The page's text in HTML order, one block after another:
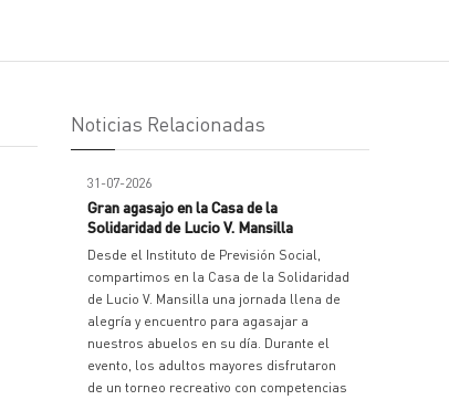
Noticias Relacionadas
31-07-2026
Gran agasajo en la Casa de la
Solidaridad de Lucio V. Mansilla
Desde el Instituto de Previsión Social,
compartimos en la Casa de la Solidaridad
de Lucio V. Mansilla una jornada llena de
alegría y encuentro para agasajar a
nuestros abuelos en su día. Durante el
evento, los adultos mayores disfrutaron
de un torneo recreativo con competencias